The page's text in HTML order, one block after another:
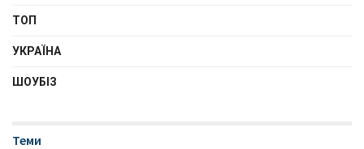
ТОП
УКРАЇНА
ШОУБІЗ
Теми